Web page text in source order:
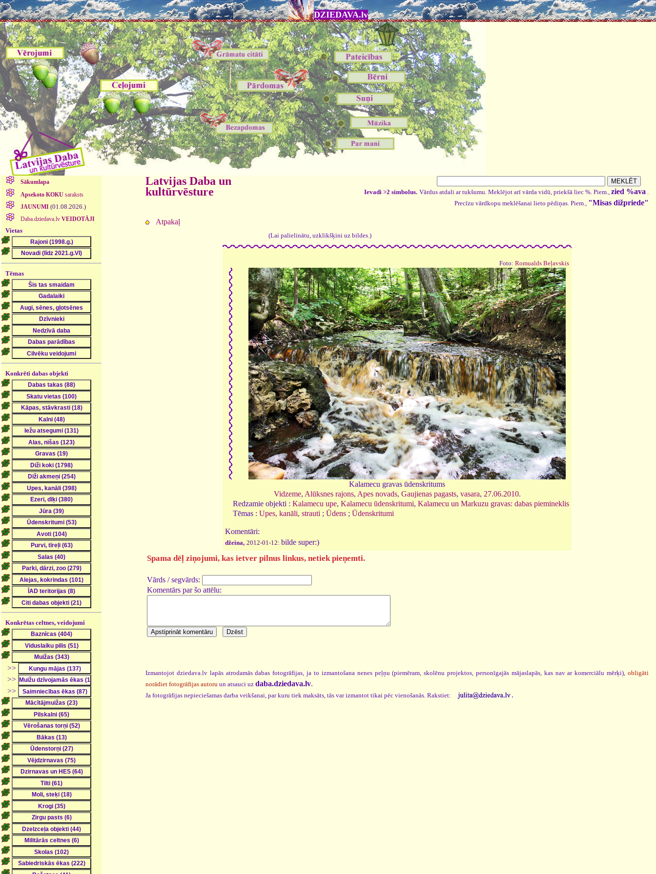
DZIEDAVA.lv
Sākumlapa
Apsekoto KOKUsaraksts
JAUNUMI (01.08.2026.)
Daba.dziedava.lv VEIDOTĀJI
Vietas
Tēmas
Konkrēti dabas objekti
Konkrētas celtnes, veidojumi
>>
>>
>>
Latvijas Daba un
kultūrvēsture
Ievadi >2 simbolus. Vārdus atdali ar tukšumu. Meklējot arī vārda vidū, priekšā liec %. Piem., zied %ava .
Precīzu vārdkopu meklēšanai lieto pēdiņas. Piem., "Misas dižpriede"
Atpakaļ
(Lai palielinātu, uzklikšķini uz bildes.)
Foto: Romualds Beļavskis
Kalamecu gravas ūdenskritums
Vidzeme, Alūksnes rajons, Apes novads, Gaujienas pagasts, vasara, 27.06.2010.
Redzamie objekti : Kalamecu upe, Kalamecu ūdenskritumi, Kalamecu un Markuzu gravas: dabas piemineklis
Tēmas : Upes, kanāli, strauti ; Ūdens ; Ūdenskritumi
Komentāri:
džeina, 2012-01-12: bilde super:)
Spama dēļ ziņojumi, kas ietver pilnus linkus, netiek pieņemti.
Vārds / segvārds:
Komentārs par šo attēlu:
Izmantojot dziedava.lv lapās atrodamās dabas fotogrāfijas, ja to izmantošana nenes peļņu (piemēram, skolēnu projektos, personīgajās mājaslapās, kas nav ar komerciālu mērķi), obligāti
norādiet fotogrāfijas autoru un atsauci uz daba.dziedava.lv.
Ja fotogrāfijas nepieciešamas darba veikšanai, par kuru tiek maksāts, tās var izmantot tikai pēc vienošanās. Rakstiet: .